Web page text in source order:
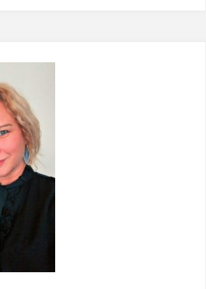
Act
felkészülési
határidői"